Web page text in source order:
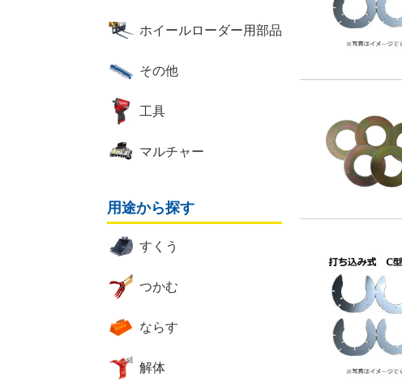
ホイールローダー用部品
その他
工具
マルチャー
用途から探す
すくう
つかむ
ならす
解体